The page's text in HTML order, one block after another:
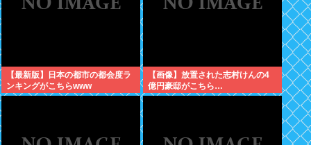
【最新版】日本の都市の都会度ラ
ンキングがこちらwww
【画像】放置された志村けんの4
億円豪邸がこちら…